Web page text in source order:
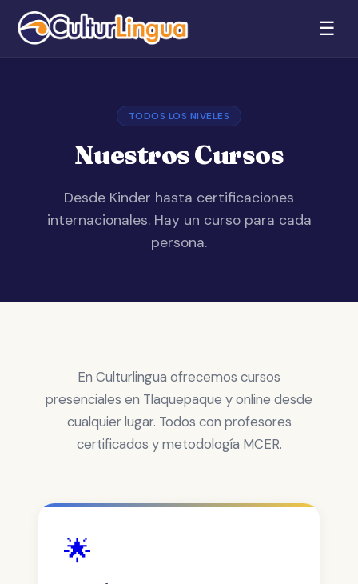
☰
TODOS LOS NIVELES
Nuestros Cursos
Desde Kinder hasta certificaciones
internacionales. Hay un curso para cada
persona.
En Culturlingua ofrecemos cursos
presenciales en Tlaquepaque y online desde
cualquier lugar. Todos con profesores
certificados y metodología MCER.
🌟